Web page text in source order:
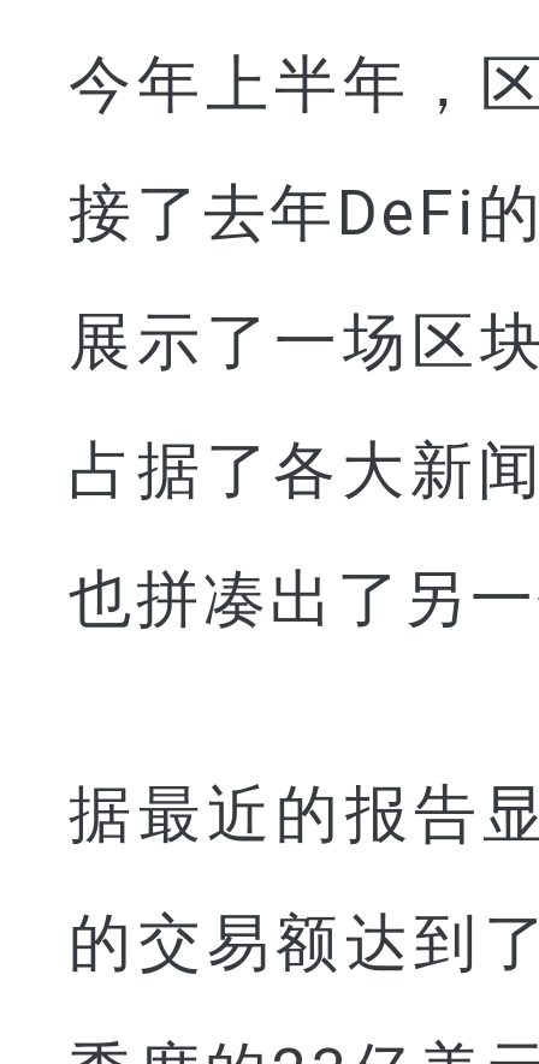
今年上半年，
接了去年DeFi
展示了一场区
占据了各大新
也拼凑出了另
据最近的报告
的交易额达到